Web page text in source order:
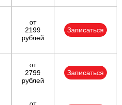
от
2199
рублей
Записаться
от
2799
рублей
Записаться